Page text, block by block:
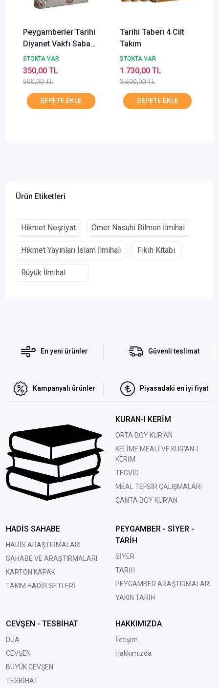
Peygamberler Tarihi
Diyanet Vakfı Sabah
Baskısı
STOKTA VAR
500,00 TL
350,00 TL
Tarihi Taberi 4 Cilt
Takım
STOKTA VAR
2.600,00 TL
1.730,00 TL
Ürün Etiketleri
Hikmet Neşriyat Ömer Nasuhi Bilmen İlmihal
Hikmet Yayınları İslam İlmihali Fıkıh Kitabı
Büyük İlmihal
En yeni ürünler Güvenli teslimat
Kampanyalı ürünler Piyasadaki en iyi fiyat
KURAN-I KERİM
ORTA BOY KUR'AN
KELİME MEALİ VE KUR'AN-I
KERİM
TECVİD
MEAL TEFSİR ÇALIŞMALARI
ÇANTA BOY KUR'AN
HADİS SAHABE
HADİS ARAŞTIRMALARI
SAHABE VE ARAŞTIRMALARI
KARTON KAPAK
TAKIM HADİS SETLERİ
PEYGAMBER - SİYER -
TARİH
SİYER
TARİH
PEYGAMBER ARAŞTIRMALARI
YAKIN TARİH
CEVŞEN - TESBİHAT
DUA
CEVŞEN
BÜYÜK CEVŞEN
TESBİHAT
HAKKIMIZDA
İletişim
Hakkımızda